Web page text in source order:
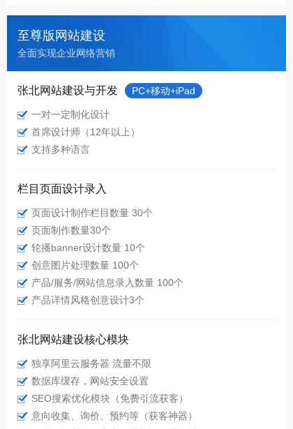
至尊版网站建设
全面实现企业网络营销
张北网站建设与开发 PC+移动+iPad
一对一定制化设计
首席设计师（12年以上）
支持多种语言
栏目页面设计录入
页面设计制作栏目数量 30个
页面制作数量30个
轮播banner设计数量 10个
创意图片处理数量 100个
产品/服务/网站信息录入数量 100个
产品详情风格创意设计3个
张北网站建设核心模块
独享阿里云服务器 流量不限
数据库缓存，网站安全设置
SEO搜索优化模块（免费引流获客）
意向收集、询价、预约等（获客神器）